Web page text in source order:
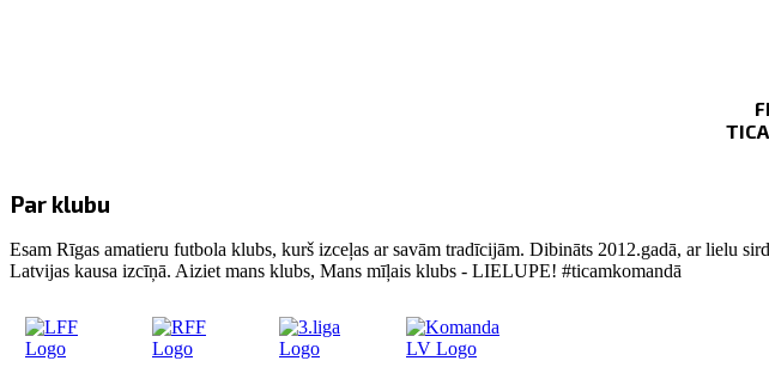
Par klubu
Esam Rīgas amatieru futbola klubs, kurš izceļas ar savām tradīcijām. Dibināts 2012.gadā, ar lielu
Latvijas kausa izcīņā. Aiziet mans klubs, Mans mīļais klubs - LIELUPE! #ticamkomandā